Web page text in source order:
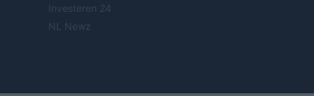
Investeren 24
NL Newz